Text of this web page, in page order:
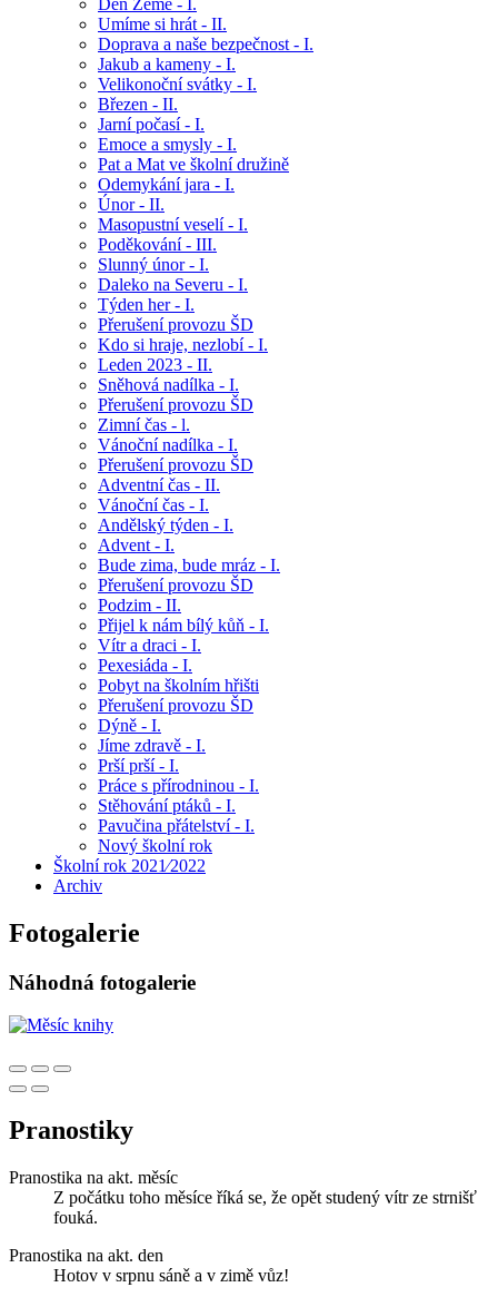
Umíme si hrát - II.
Doprava a naše bezpečnost - I.
Jakub a kameny - I.
Velikonoční svátky - I.
Březen - II.
Jarní počasí - I.
Emoce a smysly - I.
Pat a Mat ve školní družině
Odemykání jara - I.
Únor - II.
Masopustní veselí - I.
Poděkování - III.
Slunný únor - I.
Daleko na Severu - I.
Týden her - I.
Přerušení provozu ŠD
Kdo si hraje, nezlobí - I.
Leden 2023 - II.
Sněhová nadílka - I.
Přerušení provozu ŠD
Zimní čas - l.
Vánoční nadílka - I.
Přerušení provozu ŠD
Adventní čas - II.
Vánoční čas - I.
Andělský týden - I.
Advent - I.
Bude zima, bude mráz - I.
Přerušení provozu ŠD
Podzim - II.
Přijel k nám bílý kůň - I.
Vítr a draci - I.
Pexesiáda - I.
Pobyt na školním hřišti
Přerušení provozu ŠD
Dýně - I.
Jíme zdravě - I.
Prší prší - I.
Práce s přírodninou - I.
Stěhování ptáků - I.
Pavučina přátelství - I.
Nový školní rok
Školní rok 2021⁄2022
Archiv
Fotogalerie
Náhodná fotogalerie
Pranostiky
Pranostika na akt. měsíc
Z počátku toho měsíce říká se, že opět studený vítr ze strnišť
fouká.
Pranostika na akt. den
Hotov v srpnu sáně a v zimě vůz!